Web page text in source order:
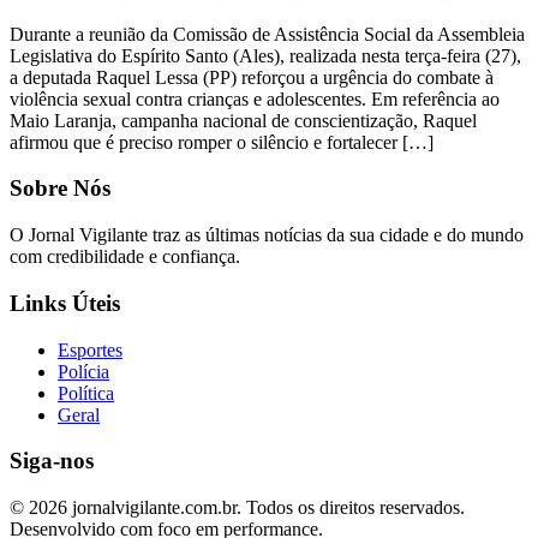
Durante a reunião da Comissão de Assistência Social da Assembleia
Legislativa do Espírito Santo (Ales), realizada nesta terça-feira (27),
a deputada Raquel Lessa (PP) reforçou a urgência do combate à
violência sexual contra crianças e adolescentes. Em referência ao
Maio Laranja, campanha nacional de conscientização, Raquel
afirmou que é preciso romper o silêncio e fortalecer […]
Sobre Nós
O Jornal Vigilante traz as últimas notícias da sua cidade e do mundo
com credibilidade e confiança.
Links Úteis
Esportes
Polícia
Política
Geral
Siga-nos
© 2026 jornalvigilante.com.br. Todos os direitos reservados.
Desenvolvido com foco em performance.